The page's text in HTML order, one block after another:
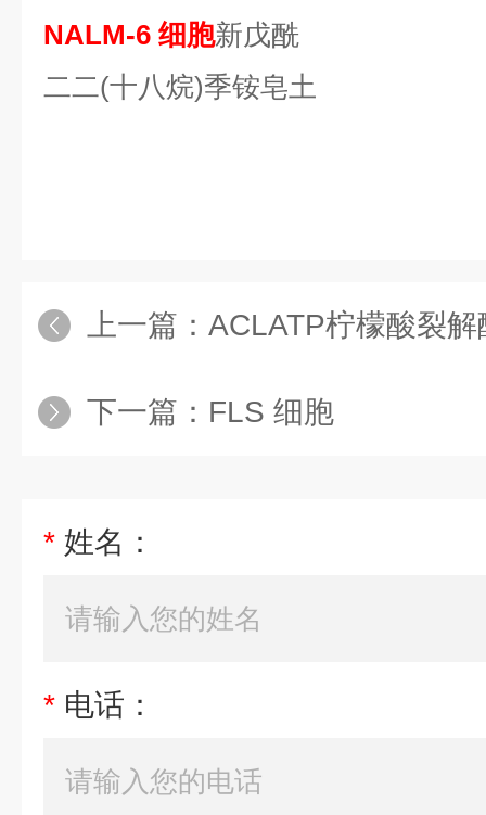
NALM-6 细胞新戊酰
二二(十八烷)季铵皂土
上一篇： ACLATP柠檬酸裂解酶
下一篇： FLS 细胞
* 姓名：
* 电话：